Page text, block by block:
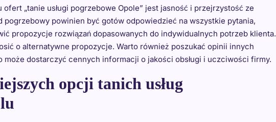
„tanie usługi pogrzebowe Opole” jest jasność i przejrzystość ze
pogrzebowy powinien być gotów odpowiedzieć na wszystkie pytania,
propozycje rozwiązań dopasowanych do indywidualnych potrzeb klienta.
o alternatywne propozycje. Warto również poszukać opinii innych
może dostarczyć cennych informacji o jakości obsługi i uczciwości firmy.
opcji tanich usług